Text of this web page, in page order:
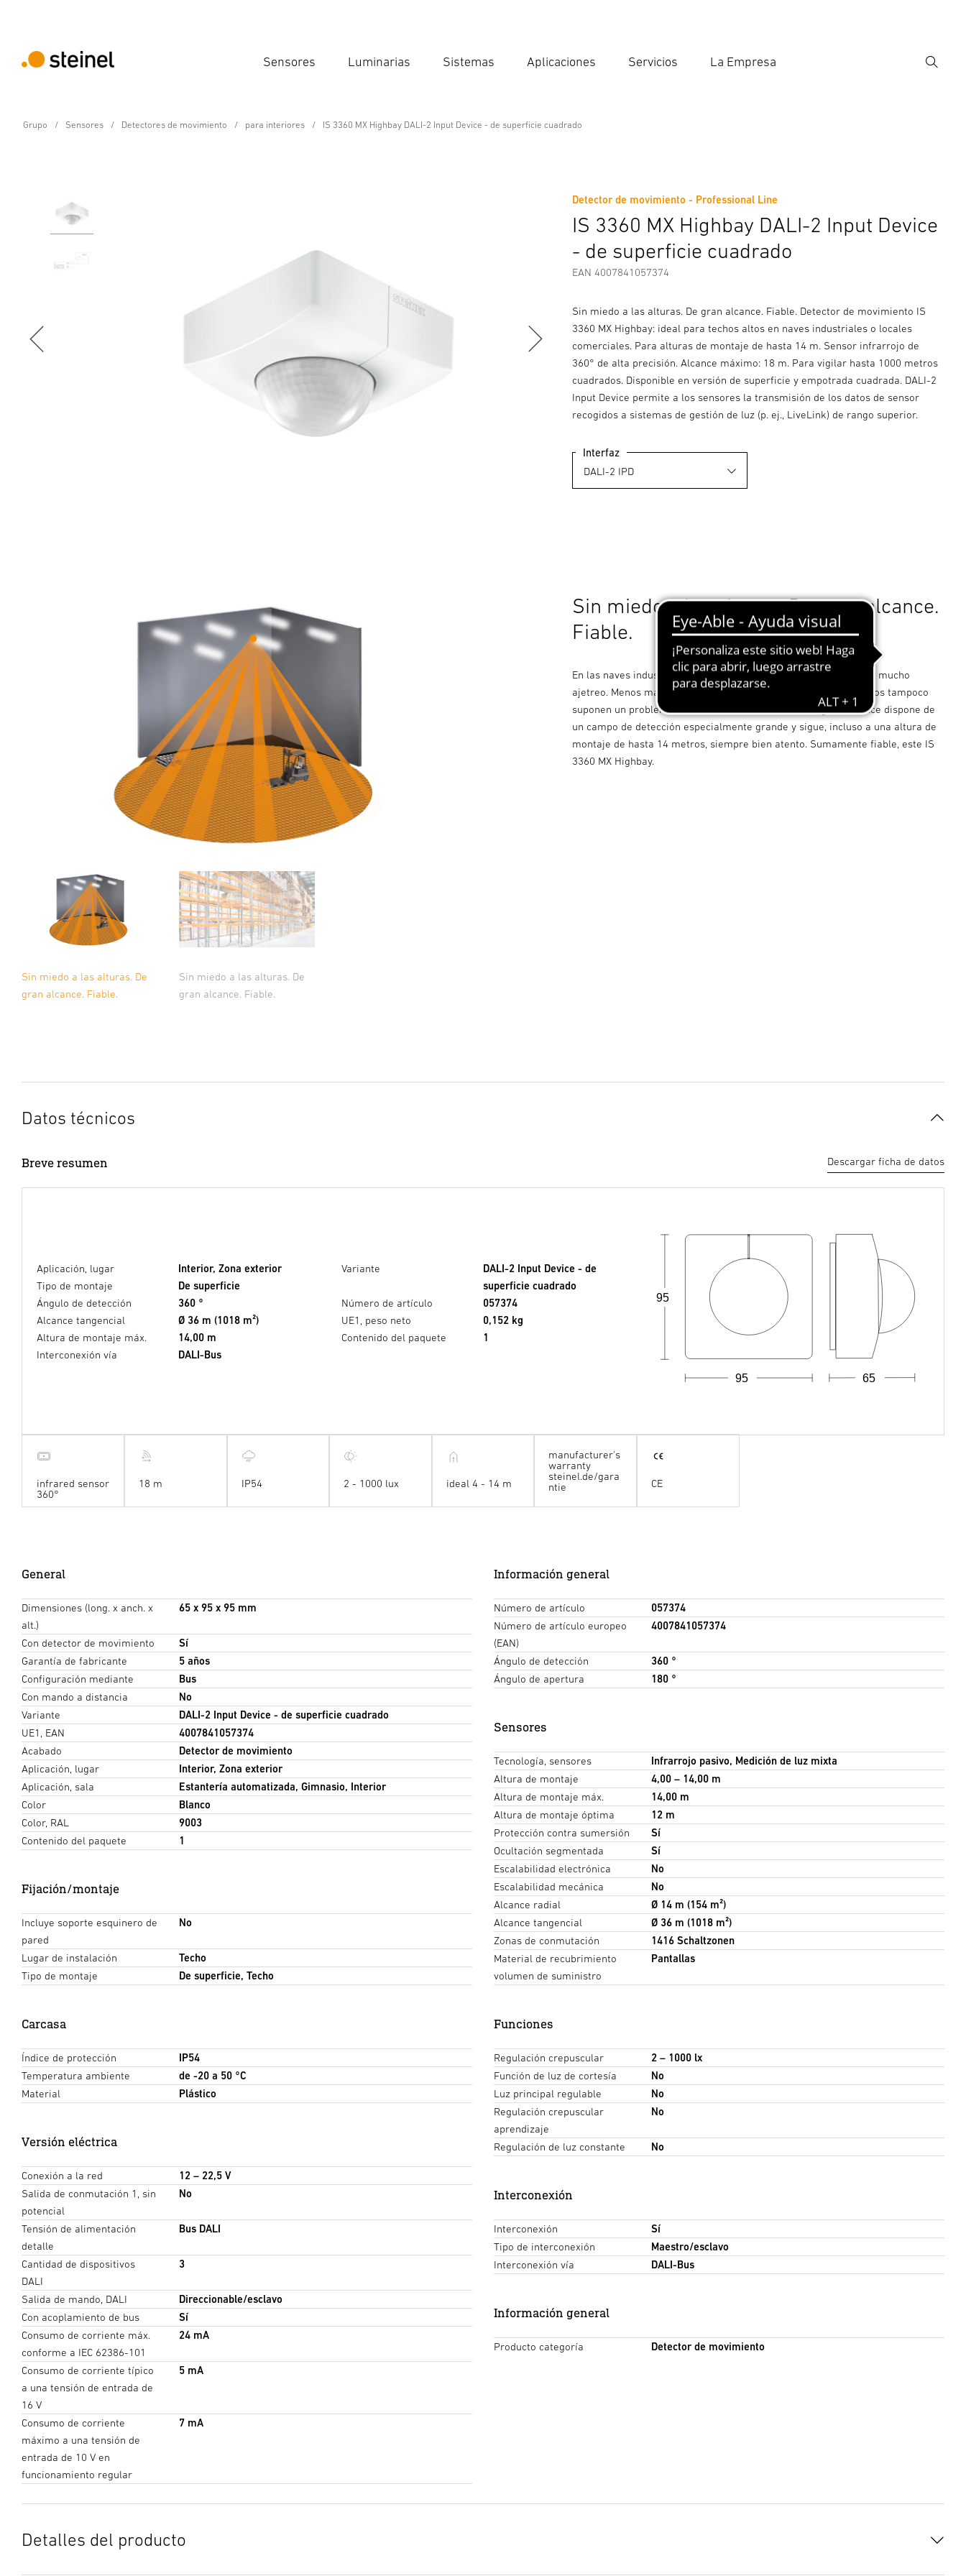
Sensores Luminarias Sistemas Aplicaciones Servicios La Empresa
Grupo Sensores Detectores de movimiento para interiores IS 3360 MX Highbay DALI-2 Input Device - de superficie cuadrado
Detector de movimiento - Professional Line
IS 3360 MX Highbay DALI-2 Input Device
- de superficie cuadrado
EAN 4007841057374
Sin miedo a las alturas. De gran alcance. Fiable. Detector de movimiento IS
3360 MX Highbay: ideal para techos altos en naves industriales o locales
comerciales. Para alturas de montaje de hasta 14 m. Sensor infrarrojo de
360° de alta precisión. Alcance máximo: 18 m. Para vigilar hasta 1000 metros
cuadrados. Disponible en versión de superficie y empotrada cuadrada. DALI-2
Input Device permite a los sensores la transmisión de los datos de sensor
recogidos a sistemas de gestión de luz (p. ej., LiveLink) de rango superior.
Interfaz
Propiedades Instrucciones de Seguridad y Advertencias Información del fabricante
Sin miedo a las alturas. De
gran alcance. Fiable.
Sin miedo a las alturas. De
gran alcance. Fiable.
Sin miedo a las alturas. De gran alcance.
Fiable.
En las naves industriales y locales comerciales casi siempre hay mucho
ajetreo. Menos mal que con el IS 3360 MX Highbay los techos altos tampoco
suponen un problema. El detector de movimiento de gran alcance dispone de
un campo de detección especialmente grande y sigue, incluso a una altura de
montaje de hasta 14 metros, siempre bien atento. Sumamente fiable, este IS
3360 MX Highbay.
Datos técnicos
Breve resumen Descargar ficha de datos
Aplicación, lugar
Interior, Zona exterior
Tipo de montaje
De superficie
Ángulo de detección
360 °
Alcance tangencial
Ø 36 m (1018 m²)
Altura de montaje máx.
14,00 m
Interconexión vía
DALI-Bus
Variante
DALI-2 Input Device - de
superficie cuadrado
Número de artículo
057374
UE1, peso neto
0,152 kg
Contenido del paquete
1
65
95
95
infrared sensor
360°
18 m IP54 2 - 1000 lux ideal 4 - 14 m
manufacturer's
warranty
steinel.de/gara
ntie
CE
General
Dimensiones (long. x anch. x
alt.)
65 x 95 x 95 mm
Con detector de movimiento
Sí
Garantía de fabricante
5 años
Configuración mediante
Bus
Con mando a distancia
No
Variante
DALI-2 Input Device - de superficie cuadrado
UE1, EAN
4007841057374
Acabado
Detector de movimiento
Aplicación, lugar
Interior, Zona exterior
Aplicación, sala
Estantería automatizada, Gimnasio, Interior
Color
Blanco
Color, RAL
9003
Contenido del paquete
1
Fijación/montaje
Incluye soporte esquinero de
pared
No
Lugar de instalación
Techo
Tipo de montaje
De superficie, Techo
Carcasa
Índice de protección
IP54
Temperatura ambiente
de -20 a 50 °C
Material
Plástico
Versión eléctrica
Conexión a la red
12 – 22,5 V
Salida de conmutación 1, sin
potencial
No
Tensión de alimentación
detalle
Bus DALI
Cantidad de dispositivos
DALI
3
Salida de mando, DALI
Direccionable/esclavo
Con acoplamiento de bus
Sí
Consumo de corriente máx.
conforme a IEC 62386-101
24 mA
Consumo de corriente típico
a una tensión de entrada de
16 V
5 mA
Consumo de corriente
máximo a una tensión de
entrada de 10 V en
funcionamiento regular
7 mA
Información general
Número de artículo
057374
Número de artículo europeo
(EAN)
4007841057374
Ángulo de detección
360 °
Ángulo de apertura
180 °
Sensores
Tecnología, sensores
Infrarrojo pasivo, Medición de luz mixta
Altura de montaje
4,00 – 14,00 m
Altura de montaje máx.
14,00 m
Altura de montaje óptima
12 m
Protección contra sumersión
Sí
Ocultación segmentada
Sí
Escalabilidad electrónica
No
Escalabilidad mecánica
No
Alcance radial
Ø 14 m (154 m²)
Alcance tangencial
Ø 36 m (1018 m²)
Zonas de conmutación
1416 Schaltzonen
Material de recubrimiento
volumen de suministro
Pantallas
Funciones
Regulación crepuscular
2 – 1000 lx
Función de luz de cortesía
No
Luz principal regulable
No
Regulación crepuscular
aprendizaje
No
Regulación de luz constante No
Interconexión
Interconexión
Sí
Tipo de interconexión
Maestro/esclavo
Interconexión vía
DALI-Bus
Información general
Producto categoría Detector de movimiento
Detalles del producto